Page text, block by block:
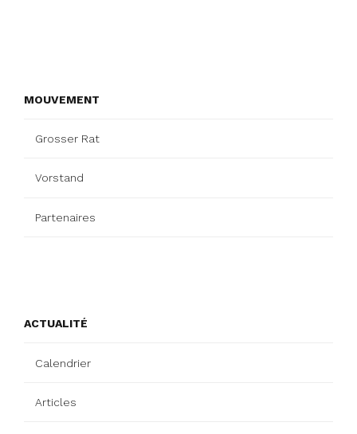
MOUVEMENT
Grosser Rat
Vorstand
Partenaires
ACTUALITÉ
Calendrier
Articles